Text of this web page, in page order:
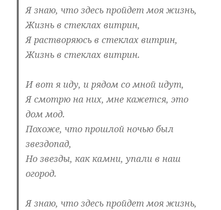
Я знаю, что здесь пройдет моя жизнь,
Жизнь в стеклах витрин,
Я растворяюсь в стеклах витрин,
Жизнь в стеклах витрин.
И вот я иду, и рядом со мной идут,
Я смотрю на них, мне кажется, это
дом мод.
Похоже, что прошлой ночью был
звездопад,
Но звезды, как камни, упали в наш
огород.
Я знаю, что здесь пройдет моя жизнь,